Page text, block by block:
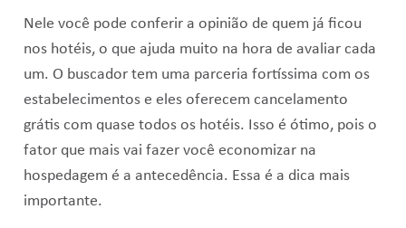
Nele você pode conferir a opinião de quem já ficou
nos hotéis, o que ajuda muito na hora de avaliar cada
um. O buscador tem uma parceria fortíssima com os
estabelecimentos e eles oferecem cancelamento
grátis com quase todos os hotéis. Isso é ótimo, pois o
fator que mais vai fazer você economizar na
hospedagem é a antecedência. Essa é a dica mais
importante.